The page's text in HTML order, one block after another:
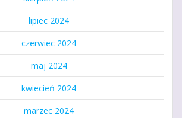
lipiec 2024
czerwiec 2024
maj 2024
kwiecień 2024
marzec 2024